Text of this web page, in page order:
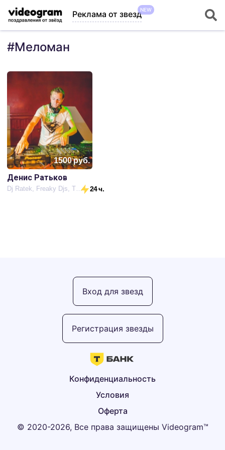
Реклама от звездNEW
#Меломан
1500руб.
Денис Ратьков
Dj Ratek, Freaky Djs, TheOne 24 ч.
© 2020-2026, Все права защищены Videogram™
Оферта
Условия
Конфиденциальность
Регистрация звезды
Вход для звезд